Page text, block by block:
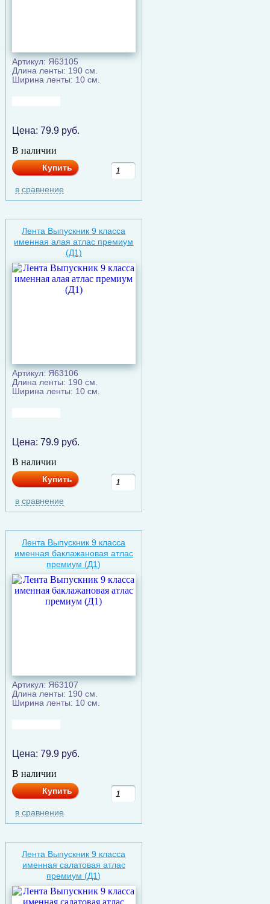
Артикул: Я63105
Длина ленты: 190 см.
Ширина ленты: 10 см.
Цена: 79.9руб.
В наличии
Купить
в сравнение
Лента Выпускник 9 класса
именная алая атлас премиум
(Д1)
Артикул: Я63106
Длина ленты: 190 см.
Ширина ленты: 10 см.
Цена: 79.9руб.
В наличии
Купить
в сравнение
Лента Выпускник 9 класса
именная баклажановая атлас
премиум (Д1)
Артикул: Я63107
Длина ленты: 190 см.
Ширина ленты: 10 см.
Цена: 79.9руб.
В наличии
Купить
в сравнение
Лента Выпускник 9 класса
именная салатовая атлас
премиум (Д1)